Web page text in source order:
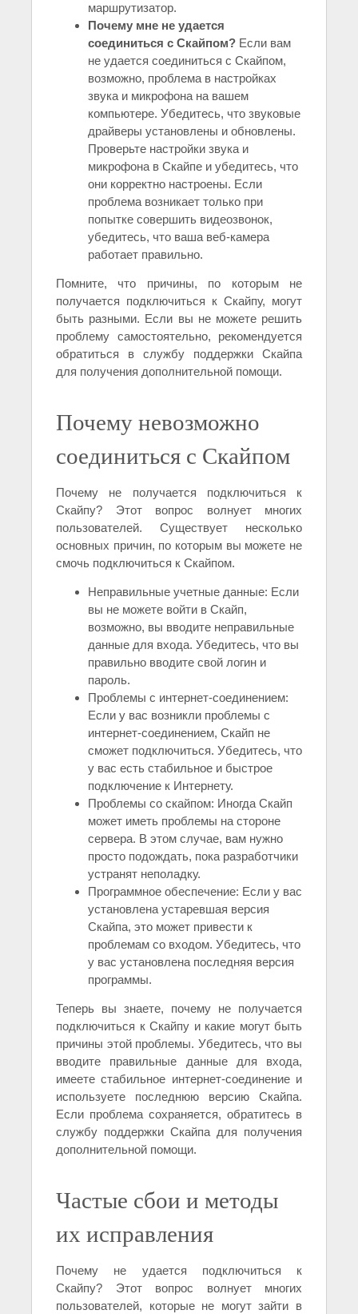
маршрутизатор.
Почему мне не удается
соединиться с Скайпом? Если вам
не удается соединиться с Скайпом,
возможно, проблема в настройках
звука и микрофона на вашем
компьютере. Убедитесь, что звуковые
драйверы установлены и обновлены.
Проверьте настройки звука и
микрофона в Скайпе и убедитесь, что
они корректно настроены. Если
проблема возникает только при
попытке совершить видеозвонок,
убедитесь, что ваша веб-камера
работает правильно.
Помните, что причины, по которым не
получается подключиться к Скайпу, могут
быть разными. Если вы не можете решить
проблему самостоятельно, рекомендуется
обратиться в службу поддержки Скайпа
для получения дополнительной помощи.
Почему невозможно
соединиться с Скайпом
Почему не получается подключиться к
Скайпу? Этот вопрос волнует многих
пользователей. Существует несколько
основных причин, по которым вы можете не
смочь подключиться к Скайпом.
Неправильные учетные данные: Если
вы не можете войти в Скайп,
возможно, вы вводите неправильные
данные для входа. Убедитесь, что вы
правильно вводите свой логин и
пароль.
Проблемы с интернет-соединением:
Если у вас возникли проблемы с
интернет-соединением, Скайп не
сможет подключиться. Убедитесь, что
у вас есть стабильное и быстрое
подключение к Интернету.
Проблемы со скайпом: Иногда Скайп
может иметь проблемы на стороне
сервера. В этом случае, вам нужно
просто подождать, пока разработчики
устранят неполадку.
Программное обеспечение: Если у вас
установлена устаревшая версия
Скайпа, это может привести к
проблемам со входом. Убедитесь, что
у вас установлена последняя версия
программы.
Теперь вы знаете, почему не получается
подключиться к Скайпу и какие могут быть
причины этой проблемы. Убедитесь, что вы
вводите правильные данные для входа,
имеете стабильное интернет-соединение и
используете последнюю версию Скайпа.
Если проблема сохраняется, обратитесь в
службу поддержки Скайпа для получения
дополнительной помощи.
Частые сбои и методы
их исправления
Почему не удается подключиться к
Скайпу? Этот вопрос волнует многих
пользователей, которые не могут зайти в